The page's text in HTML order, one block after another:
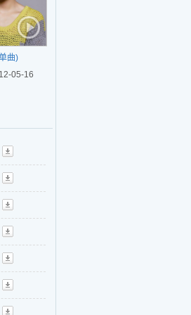
曲)
05-16
下
下
下
下
下
下